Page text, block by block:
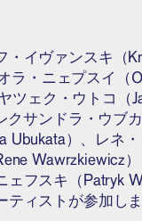
・イヴァンスキ（
ラ・ニェプスイ（
ツェク・ウトコ（
クサンドラ・ウブ
Ubukata）、レネ
Wawrzkiewicz
ェフスキ（Patryk
ティストが参加しま